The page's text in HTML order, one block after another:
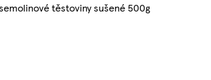
těstoviny sušené 500g